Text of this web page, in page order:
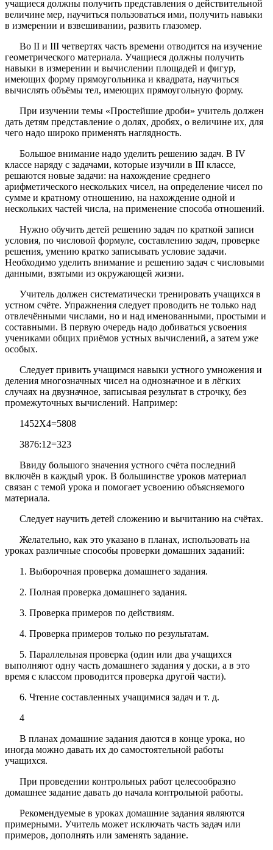
учащиеся должны получить представления о действительной
величине мер, научиться пользоваться ими, получить навыки
в измерении и взвешивании, развить глазомер.
Во II и III четвертях часть времени отводится на изучение
геометрического материала. Учащиеся должны получить
навыки в измерении и вычислении площадей и фигур,
имеющих форму прямоугольника и квадрата, научиться
вычислять объёмы тел, имеющих прямоугольную форму.
При изучении темы «Простейшие дроби» учитель должен
дать детям представление о долях, дробях, о величине их, для
чего надо широко применять наглядность.
Большое внимание надо уделить решению задач. В IV
классе наряду с задачами, которые изучили в III классе,
решаются новые задачи: на нахождение среднего
арифметического нескольких чисел, на определение чисел по
сумме и кратному отношению, на нахождение одной и
нескольких частей числа, на применение способа отношений.
Нужно обучить детей решению задач по краткой записи
условия, по числовой формуле, составлению задач, проверке
решения, умению кратко записывать условие задачи.
Необходимо уделить внимание и решению задач с числовыми
данными, взятыми из окружающей жизни.
Учитель должен систематически тренировать учащихся в
устном счёте. Упражнения следует проводить не только над
отвлечёнными числами, но и над именованными, простыми и
составными. В первую очередь надо добиваться усвоения
учениками общих приёмов устных вычислений, а затем уже
особых.
Следует привить учащимся навыки устного умножения и
деления многозначных чисел на однозначное и в лёгких
случаях на двузначное, записывая результат в строчку, без
промежуточных вычислений. Например:
1452X4=5808
3876:12=323
Ввиду большого значения устного счёта последний
включён в каждый урок. В большинстве уроков материал
связан с темой урока и помогает усвоению объясняемого
материала.
Следует научить детей сложению и вычитанию на счётах.
Желательно, как это указано в планах, использовать на
уроках различные способы проверки домашних заданий:
1. Выборочная проверка домашнего задания.
2. Полная проверка домашнего задания.
3. Проверка примеров по действиям.
4. Проверка примеров только по результатам.
5. Параллельная проверка (один или два учащихся
выполняют одну часть домашнего задания у доски, а в это
время с классом проводится проверка другой части).
6. Чтение составленных учащимися задач и т. д.
4
В планах домашние задания даются в конце урока, но
иногда можно давать их до самостоятельной работы
учащихся.
При проведении контрольных работ целесообразно
домашнее задание давать до начала контрольной работы.
Рекомендуемые в уроках домашние задания являются
примерными. Учитель может исключать часть задач или
примеров, дополнять или заменять задание.